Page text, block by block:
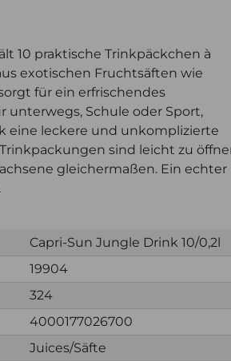
10 praktische Trinkpäckchen à
exotischen Fruchtsäften wie
für ein erfrischendes
unterwegs, Schule oder Sport,
eine leckere und unkomplizierte
sind leicht zu
gleichermaßen. Ein echter
Capri-Sun Jungle Drink 10/0,2l
19904
324
4000177026700
Juices/Säfte